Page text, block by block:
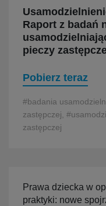
Raport z badań
pieczy
Pobierz teraz
#badania
zastępczej,
zastępczej
Prawa dziecka w
praktyki: nowe